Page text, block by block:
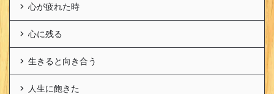
心が疲れた時
心に残る
生きると向き合う
人生に飽きた